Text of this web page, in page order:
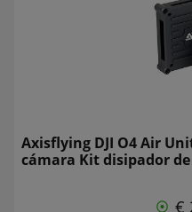
Axisflying DJI O4 Air
cámara Kit disipador
€